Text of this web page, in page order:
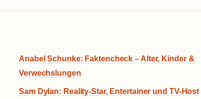
Anabel Schunke: Faktencheck – Alter, Kinder &
Verwechslungen
Sam Dylan: Reality-Star, Entertainer und TV-Host